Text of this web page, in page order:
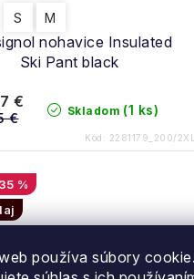
používa súbory
nohavice Insulated
Ski Pant black
S M
Skladom (1 ks)
€
€
Kód: 2281179_200/2XL
35 %